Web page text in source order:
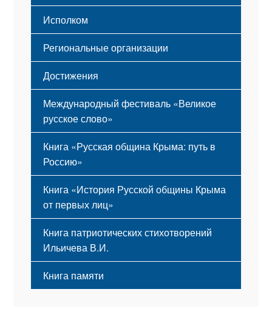
Исполком
Региональные организации
Достижения
Международный фестиваль «Великое
русское слово»
Книга «Русская община Крыма: путь в
Россию»
Книга «История Русской общины Крыма
от первых лиц»
Книга патриотических стихотворений
Ильичева В.И.
Книга памяти